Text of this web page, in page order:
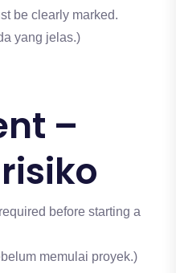
be clearly marked.
yang jelas.)
–
before starting a
memulai proyek.)